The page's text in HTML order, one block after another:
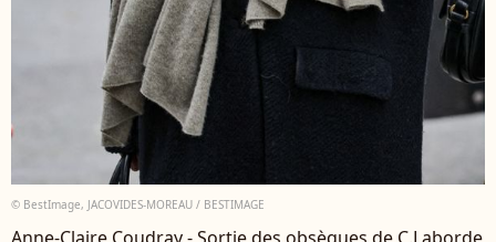
© BestImage, JACOVIDES-MOREAU / BESTIMAGE